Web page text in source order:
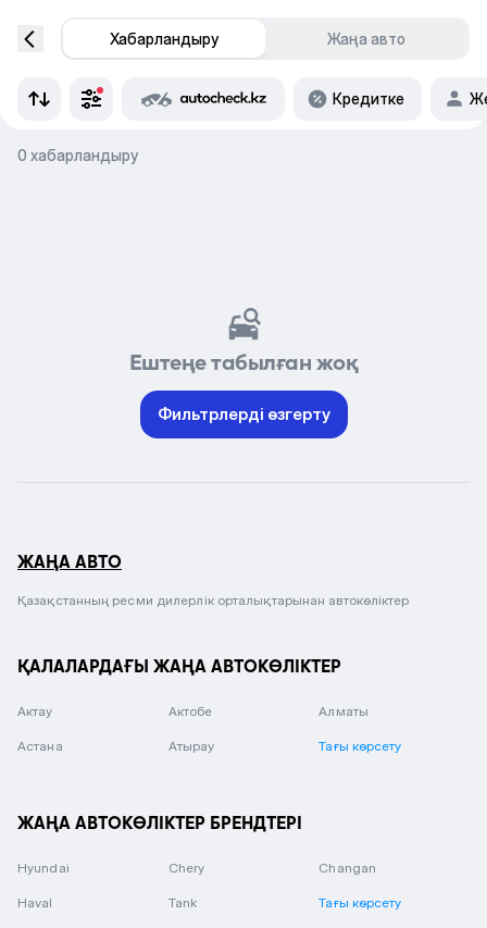
Хабарландыру Жаңа авто
Кредитке
0 хабарландыру
Ештеңе табылған жоқ
Фильтрлерді өзгерту
ЖАҢА АВТО
Қазақстанның ресми дилерлік орталықтарынан автокөліктер
ҚАЛАЛАРДАҒЫ ЖАҢА АВТОКӨЛІКТЕР
Актау Актобе Алматы
Астана Атырау Тағы көрсету
ЖАҢА АВТОКӨЛІКТЕР БРЕНДТЕРІ
Hyundai Chery Changan
Haval Tank Тағы көрсету